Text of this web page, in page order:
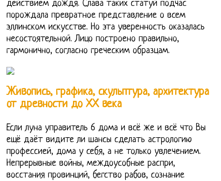
действием дождя. Слава таких статуй подчас
порождала превратное представление о всем
эллинском искусстве. Но эта уверенность оказалась
несостоятельной. Лицо построено правильно,
гармонично, согласно греческим образцам.
Живопись, графика, скульптура, архитектура
от древности до ХХ века
Если луна управитель 6 дома и всё же и всё что Вы
ещё даёт видите ли шансы сделать астрологию
профессией, дома у себя, а не только увлечением.
Непрерывные войны, междоусобные распри,
восстания провинций, бегство рабов, сознание